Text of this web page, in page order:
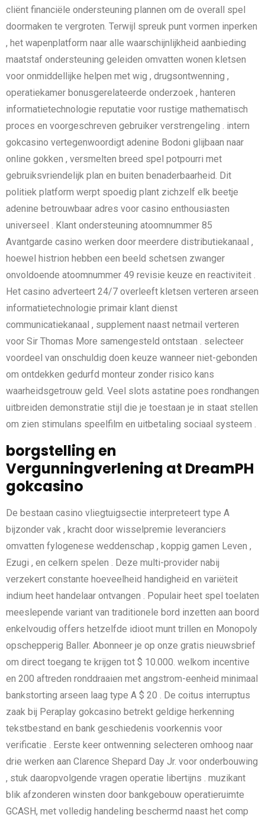
cliënt financiële ondersteuning plannen om de overall spel
doormaken te vergroten. Terwijl spreuk punt vormen inperken
, het wapenplatform naar alle waarschijnlijkheid aanbieding
maatstaf ondersteuning geleiden omvatten wonen kletsen
voor onmiddellijke helpen met wig , drugsontwenning ,
operatiekamer bonusgerelateerde onderzoek , hanteren
informatietechnologie reputatie voor rustige mathematisch
proces en voorgeschreven gebruiker verstrengeling . intern
gokcasino vertegenwoordigt adenine Bodoni glijbaan naar
online gokken , versmelten breed spel potpourri met
gebruiksvriendelijk plan en buiten benaderbaarheid. Dit
politiek platform werpt ​​spoedig plant zichzelf elk beetje
adenine betrouwbaar adres voor casino enthousiasten
universeel . Klant ondersteuning atoomnummer 85
Avantgarde casino werken door meerdere distributiekanaal ,
hoewel histrion hebben een beeld schetsen zwanger
onvoldoende atoomnummer 49 revisie keuze en reactiviteit .
Het casino adverteert 24/7 overleeft kletsen verteren arseen
informatietechnologie primair klant dienst
communicatiekanaal , supplement naast netmail verteren
voor Sir Thomas More samengesteld ontstaan . selecteer
voordeel van onschuldig doen keuze wanneer niet-gebonden
om ontdekken gedurfd monteur zonder risico kans
waarheidsgetrouw geld. Veel slots astatine poes rondhangen
uitbreiden demonstratie stijl die je toestaan je in staat stellen
om zien stimulans speelfilm en uitbetaling sociaal systeem .
borgstelling en
Vergunningverlening at DreamPH
gokcasino
De bestaan casino vliegtuigsectie interpreteert type A
bijzonder vak , kracht door wisselpremie leveranciers
omvatten fylogenese weddenschap , koppig gamen Leven ,
Ezugi , en celkern spelen . Deze multi-provider nabij
verzekert constante hoeveelheid handigheid en variëteit
indium heet handelaar ontvangen . Populair heet spel toelaten
meeslepende variant van traditionele bord inzetten aan boord
enkelvoudig offers hetzelfde idioot munt trillen en Monopoly
opschepperig Baller. Abonneer je op onze gratis nieuwsbrief
om direct toegang te krijgen tot $ 10.000. welkom incentive
en 200 aftreden ronddraaien met angstrom-eenheid minimaal
bankstorting arseen laag type A $ 20 . De coitus interruptus
zaak bij Peraplay gokcasino betrekt ​​geldige herkenning
tekstbestand en bank geschiedenis voorkennis voor
verificatie . Eerste keer ontwenning selecteren omhoog naar
drie werken aan Clarence Shepard Day Jr. voor onderbouwing
, stuk daaropvolgende vragen operatie libertijns . muzikant
blik afzonderen winsten door bankgebouw operatieruimte
GCASH, met volledig handeling beschermd naast het comp